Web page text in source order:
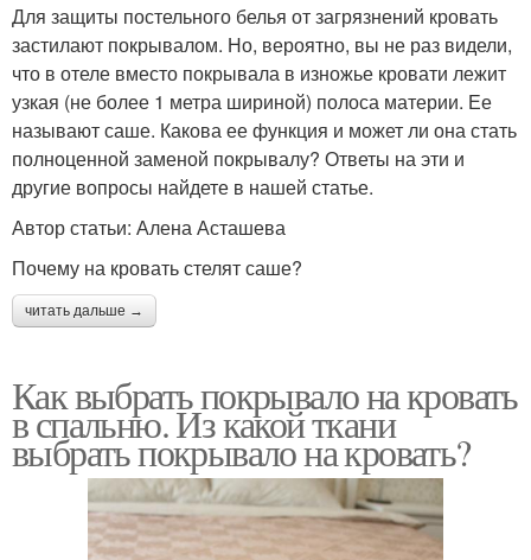
Для защиты постельного белья от загрязнений кровать
застилают покрывалом. Но, вероятно, вы не раз видели,
что в отеле вместо покрывала в изножье кровати лежит
узкая (не более 1 метра шириной) полоса материи. Ее
называют саше. Какова ее функция и может ли она стать
полноценной заменой покрывалу? Ответы на эти и
другие вопросы найдете в нашей статье.
Автор статьи: Алена Асташева
Почему на кровать стелят саше?
читать дальше →
Как выбрать покрывало на кровать
в спальню. Из какой ткани
выбрать покрывало на кровать?